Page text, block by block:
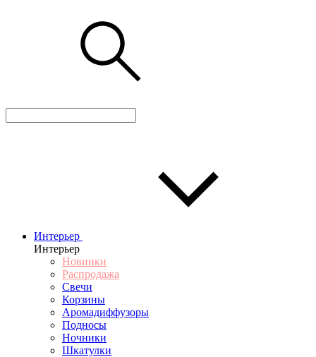
Интерьер
Интерьер
Новинки
Распродажа
Свечи
Корзины
Аромадиффузоры
Подносы
Ночники
Шкатулки